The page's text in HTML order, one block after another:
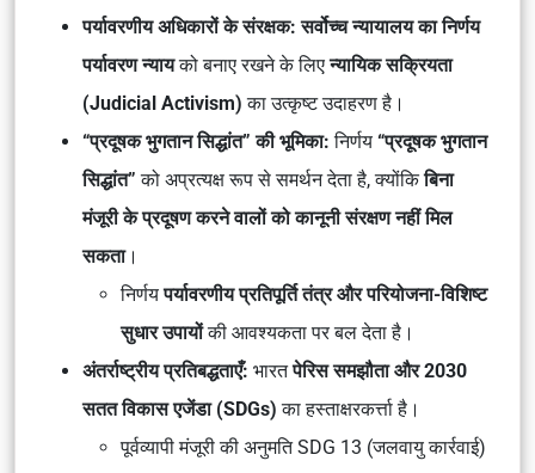
पर्यावरणीय अधिकारों के संरक्षक: सर्वोच्च न्यायालय का निर्णय
पर्यावरण न्यायको बनाए रखने के लिएन्यायिक सक्रियता
(Judicial Activism) का उत्कृष्ट उदाहरण है।
“प्रदूषक भुगतान सिद्धांत” की भूमिका: निर्णय “प्रदूषक भुगतान
सिद्धांत” को अप्रत्यक्ष रूप से समर्थन देता है, क्योंकिबिना
मंजूरी के प्रदूषण करने वालों को कानूनी संरक्षण नहीं मिल
सकता।
निर्णयपर्यावरणीय प्रतिपूर्ति तंत्र और परियोजना-विशिष्ट
सुधार उपायोंकी आवश्यकता पर बल देता है।
अंतर्राष्ट्रीय प्रतिबद्धताएँ: भारतपेरिस समझौता और 2030
सतत विकास एजेंडा (SDGs) का हस्ताक्षरकर्त्ता है।
पूर्वव्यापी मंजूरी की अनुमति SDG 13 (जलवायु कार्रवाई)